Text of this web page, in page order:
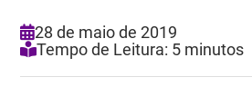
28 de maio de 2019
Tempo de Leitura: 5 minutos